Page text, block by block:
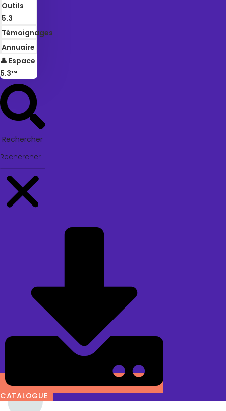
Outils
5.3
Témoignages
Annuaire
👤 Espace
5.3™
Rechercher
CATALOGUE